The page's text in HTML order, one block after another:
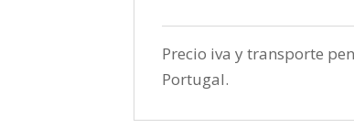
Precio iva y transporte
Portugal.